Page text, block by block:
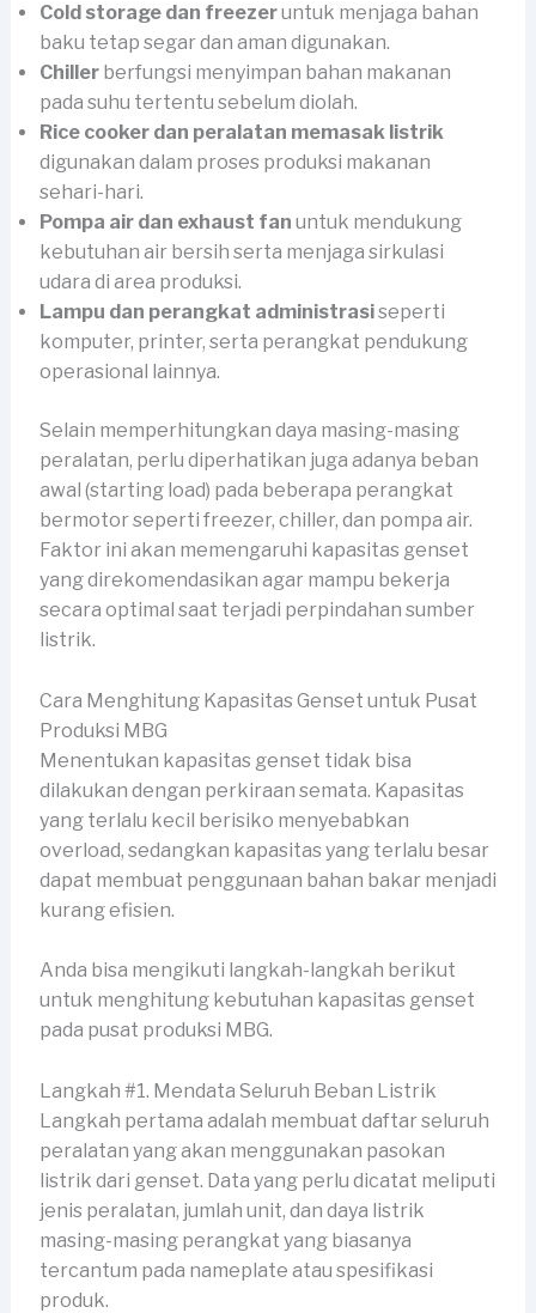
Cold storage dan freezeruntuk menjaga bahan
baku tetap segar dan aman digunakan.
Chillerberfungsi menyimpan bahan makanan
pada suhu tertentu sebelum diolah.
Rice cooker dan peralatan memasak listrik
digunakan dalam proses produksi makanan
sehari-hari.
Pompa air dan exhaust fan untuk mendukung
kebutuhan air bersih serta menjaga sirkulasi
udara di area produksi.
Lampu dan perangkat administrasiseperti
komputer, printer, serta perangkat pendukung
operasional lainnya.
Selain memperhitungkan daya masing-masing
peralatan, perlu diperhatikan juga adanya beban
awal (starting load) pada beberapa perangkat
bermotor seperti freezer, chiller, dan pompa air.
Faktor ini akan memengaruhi kapasitas genset
yang direkomendasikan agar mampu bekerja
secara optimal saat terjadi perpindahan sumber
listrik.
Cara Menghitung Kapasitas Genset untuk Pusat
Produksi MBG
Menentukan kapasitas genset tidak bisa
dilakukan dengan perkiraan semata. Kapasitas
yang terlalu kecil berisiko menyebabkan
overload, sedangkan kapasitas yang terlalu besar
dapat membuat penggunaan bahan bakar menjadi
kurang efisien.
Anda bisa mengikuti langkah-langkah berikut
untuk menghitung kebutuhan kapasitas genset
pada pusat produksi MBG.
Langkah #1. Mendata Seluruh Beban Listrik
Langkah pertama adalah membuat daftar seluruh
peralatan yang akan menggunakan pasokan
listrik dari genset. Data yang perlu dicatat meliputi
jenis peralatan, jumlah unit, dan daya listrik
masing-masing perangkat yang biasanya
tercantum pada nameplate atau spesifikasi
produk.